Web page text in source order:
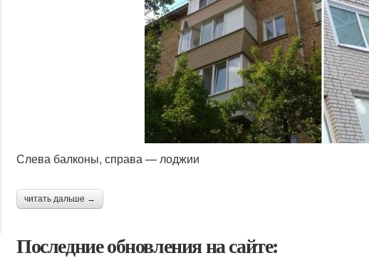
Слева балконы, справа — лоджии
читать дальше →
Последние обновления на сайте: